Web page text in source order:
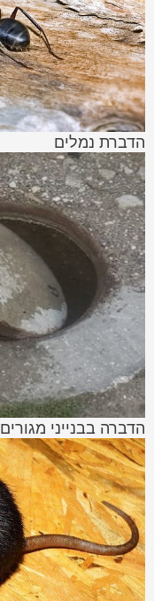
הדברת נמלים
הדברה בבנייני מגורים